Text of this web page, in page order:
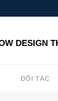
DESIGN
ĐỐI TÁC